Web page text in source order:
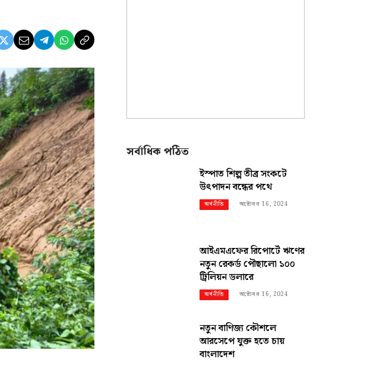
সর্বাধিক পঠিত
ইস্পাত শিল্প তীব্র সংকটে
উৎপাদন বন্ধের পথে
অর্থনীতি অক্টোবর 16, 2024
আইএমএফের রিপোর্টে ঋণের
নতুন রেকর্ড পৌছালো ১০০
ট্রিলিয়ন ডলারে
অর্থনীতি অক্টোবর 16, 2024
নতুন বাণিজ্য কৌশলে
আরসেপে যুক্ত হতে চায়
বাংলাদেশ